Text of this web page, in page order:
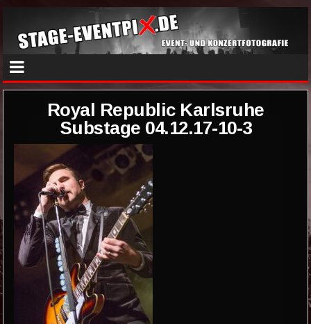
Royal Republic Karlsruhe
Substage 04.12.17-10-3